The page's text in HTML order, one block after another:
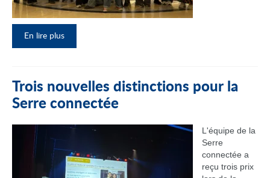
En lire plus
Trois nouvelles distinctions pour la
Serre connectée
L'équipe de la
Serre
connectée a
reçu trois prix